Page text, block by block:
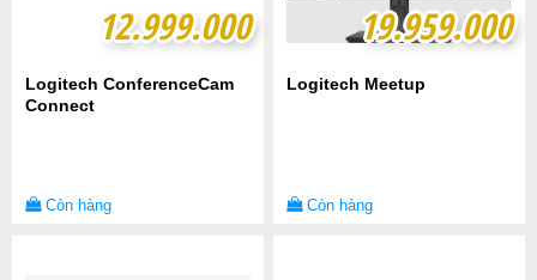
12.999.000
12.999.000
Logitech ConferenceCam
Connect
Còn hàng
19.959.000
19.959.000
Logitech Meetup
Còn hàng